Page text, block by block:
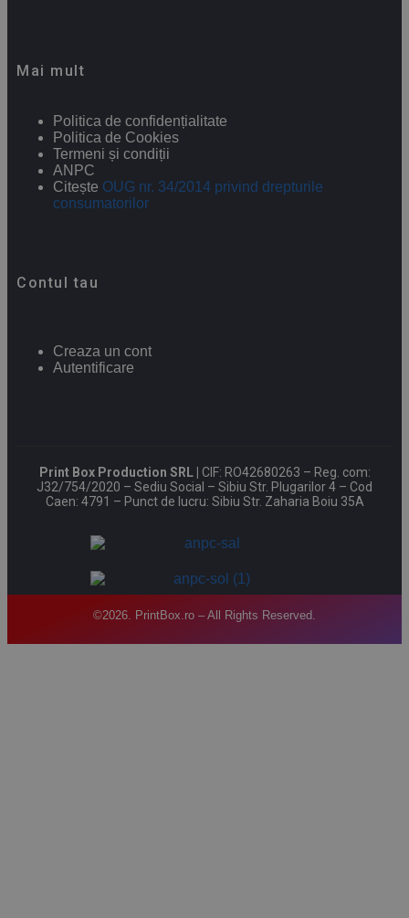
Mai mult
Politica de confidențialitate
Politica de Cookies
Termeni și condiții
ANPC
Citește OUG nr. 34/2014 privind drepturile
consumatorilor
Contul tau
Creaza un cont
Autentificare
Print Box Production SRL | CIF: RO42680263 – Reg. com:
J32/754/2020 – Sediu Social – Sibiu Str. Plugarilor 4 – Cod
Caen: 4791 – Punct de lucru: Sibiu Str. Zaharia Boiu 35A
©2026. PrintBox.ro – All Rights Reserved.